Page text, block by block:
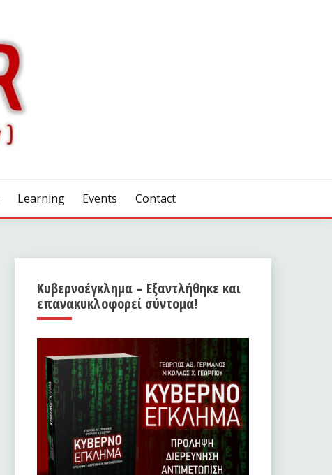
Learning Events Contact
Κυβερνοέγκλημα – Εξαντλήθηκε και
επανακυκλοφορεί σύντομα!